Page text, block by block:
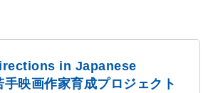
in Japanese
映画作家育成プロジェクト